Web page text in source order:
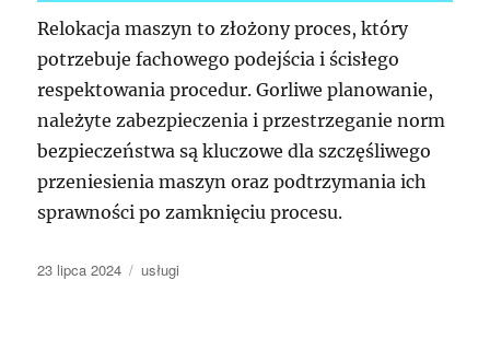
Relokacja maszyn to złożony proces, który
potrzebuje fachowego podejścia i ścisłego
respektowania procedur. Gorliwe planowanie,
należyte zabezpieczenia i przestrzeganie norm
bezpieczeństwa są kluczowe dla szczęśliwego
przeniesienia maszyn oraz podtrzymania ich
sprawności po zamknięciu procesu.
Data
23 lipca 2024 Kategorie
usługi